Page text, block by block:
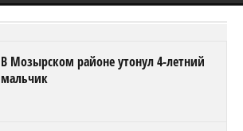
В Мозырском районе утонул 4-летний
мальчик